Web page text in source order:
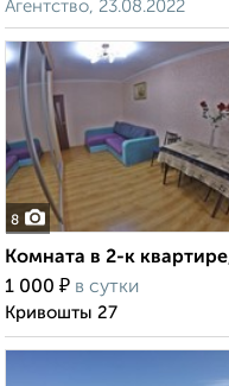
Агентство, 23.08.2022
8
Комната в 2-к
1 000 ₽ в сутки
Кривошты 27